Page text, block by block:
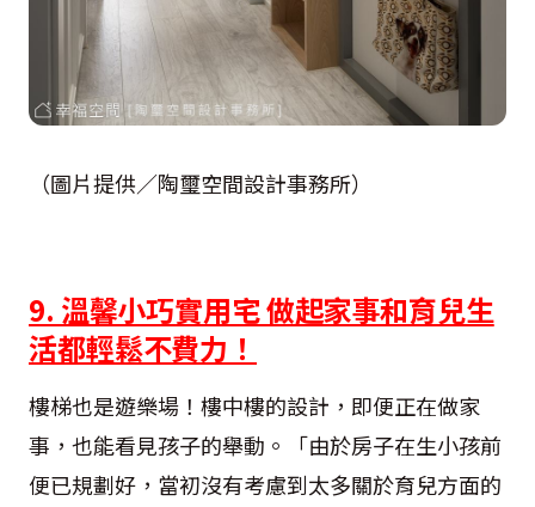
（圖片提供／陶璽空間設計事務所）
9. 溫馨小巧實用宅 做起家事和育兒生
活都輕鬆不費力！
樓梯也是遊樂場！樓中樓的設計，即便正在做家
事，也能看見孩子的舉動。「由於房子在生小孩前
便已規劃好，當初沒有考慮到太多關於育兒方面的